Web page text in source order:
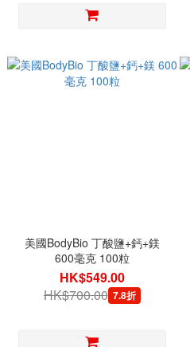
美國BodyBio 丁酸鹽+鈣+鎂
600毫克 100粒
HK$549.00
HK$700.00 7.8折